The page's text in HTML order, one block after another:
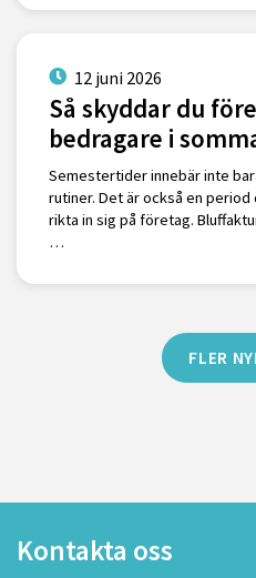
12 juni 2026
Så skyddar du
bedragare i
Semestertider innebär inte
rutiner. Det är också en
rikta in sig på företag.
…
FLER
Kontakta oss